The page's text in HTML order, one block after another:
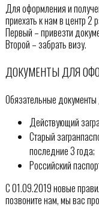
Для оформления и
приехать к нам в центр 2
Первый – привезти
Второй – забрать визу.
ДОКУМЕНТЫ ДЛЯ
Обязательные
Действующий
Старый
последние 3 года;
Российский
С 01.09.2019 новые
позвоните нам, мы вас